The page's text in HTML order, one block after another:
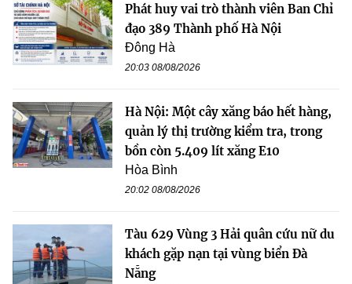
Phát huy vai trò thành viên Ban Chỉ
đạo 389 Thành phố Hà Nội
Đông Hà
20:03 08/08/2026
Hà Nội: Một cây xăng báo hết hàng,
quản lý thị trường kiểm tra, trong
bồn còn 5.409 lít xăng E10
Hòa Bình
20:02 08/08/2026
Tàu 629 Vùng 3 Hải quân cứu nữ du
khách gặp nạn tại vùng biển Đà
Nẵng